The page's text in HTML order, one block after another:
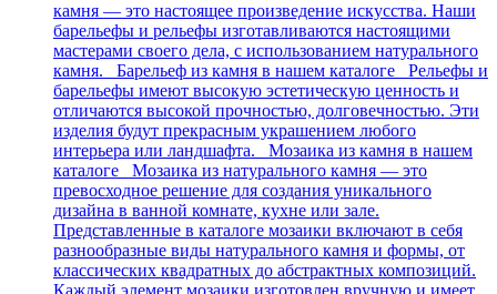
камня — это настоящее произведение искусства. Наши
барельефы и рельефы изготавливаются настоящими
мастерами своего дела, с использованием натурального
камня. Барельеф из камня в нашем каталоге Рельефы и
барельефы имеют высокую эстетическую ценность и
отличаются высокой прочностью, долговечностью. Эти
изделия будут прекрасным украшением любого
интерьера или ландшафта. Мозаика из камня в нашем
каталоге Мозаика из натурального камня — это
превосходное решение для создания уникального
дизайна в ванной комнате, кухне или зале.
Представленные в каталоге мозаики включают в себя
разнообразные виды натурального камня и формы, от
классических квадратных до абстрактных композиций.
Каждый элемент мозаики изготовлен вручную и имеет